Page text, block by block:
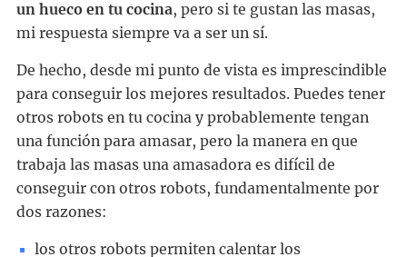
un hueco en tu cocina, pero si te gustan las masas,
mi respuesta siempre va a ser un sí.
De hecho, desde mi punto de vista es imprescindible
para conseguir los mejores resultados. Puedes tener
otros robots en tu cocina y probablemente tengan
una función para amasar, pero la manera en que
trabaja las masas una amasadora es difícil de
conseguir con otros robots, fundamentalmente por
dos razones:
los otros robots permiten calentar los